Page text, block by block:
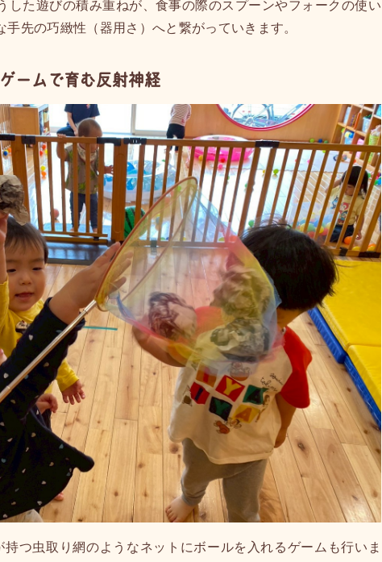
した遊びの積み重ねが、食事の際のスプーンやフォークの使い
先の巧緻性（器用さ）へと繋がっていきます。
ームで育む反射神経
つ虫取り網のようなネットにボールを入れるゲームも行いま